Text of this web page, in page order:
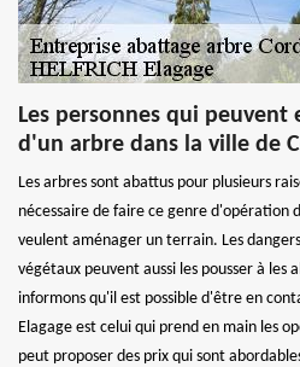
Les personnes qui peuvent
d'un arbre dans la ville de
Les arbres sont abattus pour plusieurs
nécessaire de faire ce genre d'opération
veulent aménager un terrain. Les
végétaux peuvent aussi les pousser à les
informons qu'il est possible d'être en
Elagage est celui qui prend en main les
peut proposer des prix qui sont